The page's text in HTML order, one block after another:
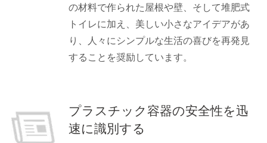
の材料で作られた屋根や壁、そして堆肥式
トイレに加え、美しい小さなアイデアがあ
り、人々にシンプルな生活の喜びを再発見
することを奨励しています。
プラスチック容器の安全性を迅
速に識別する